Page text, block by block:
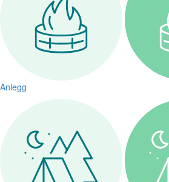
Anlegg